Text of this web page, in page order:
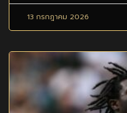
13 กรกฎาคม 2026